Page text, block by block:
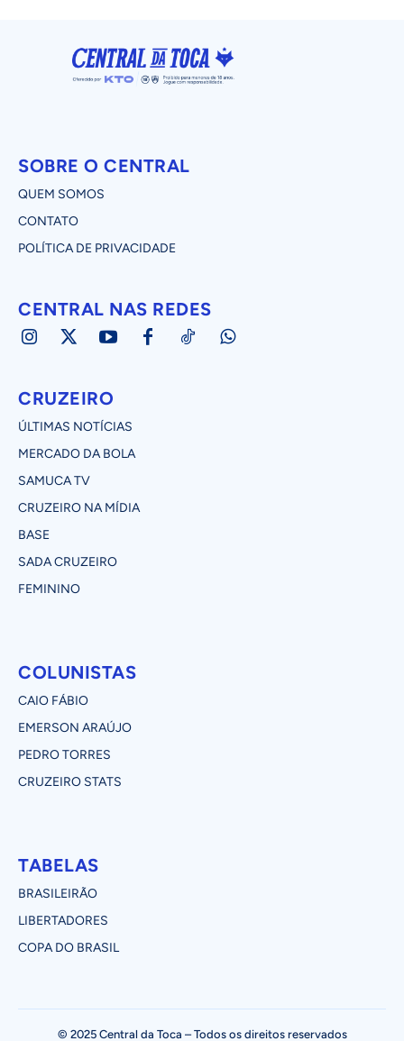
SOBRE O CENTRAL
QUEM SOMOS
CONTATO
POLÍTICA DE PRIVACIDADE
CENTRAL NAS REDES
CRUZEIRO
ÚLTIMAS NOTÍCIAS
MERCADO DA BOLA
SAMUCA TV
CRUZEIRO NA MÍDIA
BASE
SADA CRUZEIRO
FEMININO
COLUNISTAS
CAIO FÁBIO
EMERSON ARAÚJO
PEDRO TORRES
CRUZEIRO STATS
TABELAS
BRASILEIRÃO
LIBERTADORES
COPA DO BRASIL
© 2025 Central da Toca – Todos os direitos reservados